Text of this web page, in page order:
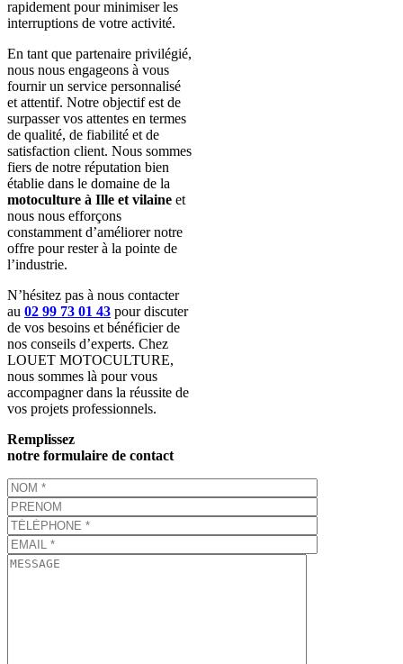
rapidement pour minimiser les
interruptions de votre activité.
En tant que partenaire privilégié,
nous nous engageons à vous
fournir un service personnalisé
et attentif. Notre objectif est de
surpasser vos attentes en termes
de qualité, de fiabilité et de
satisfaction client. Nous sommes
fiers de notre réputation bien
établie dans le domaine de la
motoculture à Ille et vilaine et
nous nous efforçons
constamment d’améliorer notre
offre pour rester à la pointe de
l’industrie.
N’hésitez pas à nous contacter
au 02 99 73 01 43 pour discuter
de vos besoins et bénéficier de
nos conseils d’experts. Chez
LOUET MOTOCULTURE,
nous sommes là pour vous
accompagner dans la réussite de
vos projets professionnels.
Remplissez
notre formulaire de contact